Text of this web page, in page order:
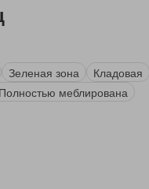
Зеленая зона Кладовая
Полностью меблирована